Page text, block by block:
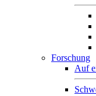
Forschung
Auf